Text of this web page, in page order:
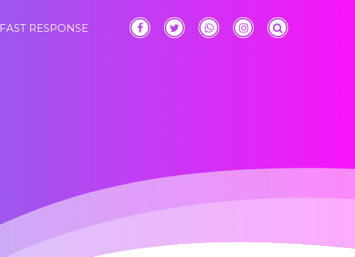
FAST RESPONSE